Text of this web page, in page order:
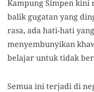
Kampung Simpen kini
balik gugatan yang
rasa, ada hati-hati
menyembunyikan
belajar untuk tidak
Semua ini terjadi di